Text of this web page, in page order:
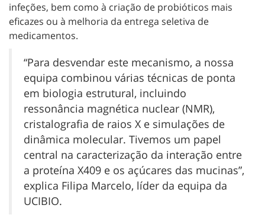
infeções, bem como à criação de probióticos mais
eficazes ou à melhoria da entrega seletiva de
medicamentos.
“Para desvendar este mecanismo, a nossa
equipa combinou várias técnicas de ponta
em biologia estrutural, incluindo
ressonância magnética nuclear (NMR),
cristalografia de raios X e simulações de
dinâmica molecular. Tivemos um papel
central na caracterização da interação entre
a proteína X409 e os açúcares das mucinas”,
explica Filipa Marcelo, líder da equipa da
UCIBIO.